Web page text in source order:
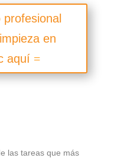
en
aquí
las tareas que más